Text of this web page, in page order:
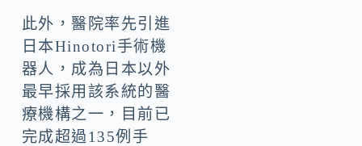
此外，醫院率先引進
日本Hinotori手術機
器人，成為日本以外
最早採用該系統的醫
療機構之一，目前已
完成超過135例手